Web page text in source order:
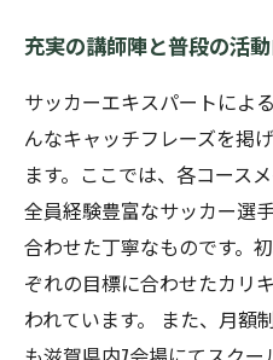
充実の講師陣と普段の活
サッカーエキスパートによ
んなキャッチフレーズを掲
ます。ここでは、各コース
全員経験豊富なサッカー選
合わせた丁寧なものです。
ぞれの目標に合わせたカリ
われています。 また、月額